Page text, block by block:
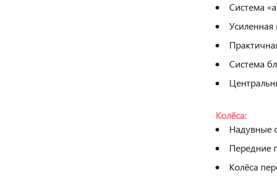
Система
Усиленная
Система
Колёса:
Надувные
Передние
Колёса